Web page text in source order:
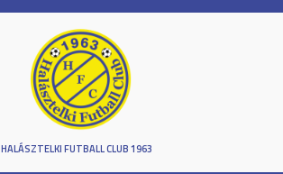
HALÁSZTELKI FUTBALL CLUB 1963